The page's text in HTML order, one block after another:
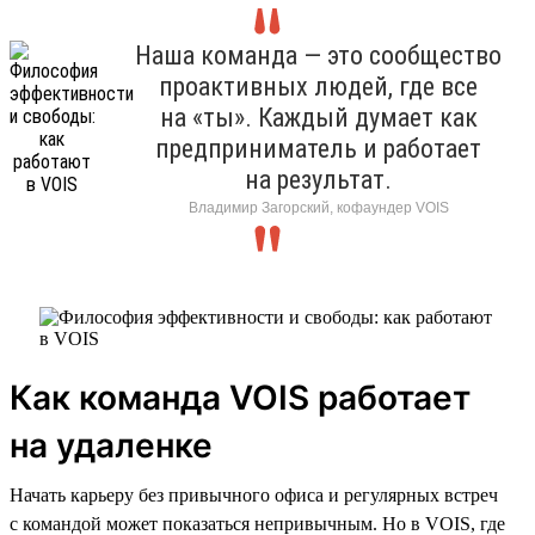
Наша команда — это сообщество
проактивных людей, где все
на «ты». Каждый думает как
предприниматель и работает
на результат.
Владимир Загорский, кофаундер VOIS
Как команда VOIS работает
на удаленке
Начать карьеру без привычного офиса и регулярных встреч
с командой может показаться непривычным. Но в VOIS, где